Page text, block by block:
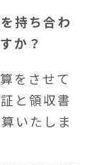
持ち合わ
か？
をさせて
と領収書
いたしま